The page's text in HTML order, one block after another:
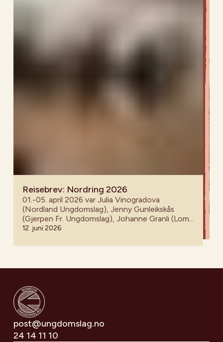
Reisebrev: Nordring 2026
01.-05. april 2026 var Julia Vinogradova
(Nordland Ungdomslag), Jenny Gunleikskås
(Gjerpen Fr. Ungdomslag), Johanne Granli (Lom
spel- og dansarlag), Yasmin Alonzo Ullestad (BUL
Nordring i Höllviken i Sverige.
12. juni 2026
post@ungdomslag.no
24 14 11 10